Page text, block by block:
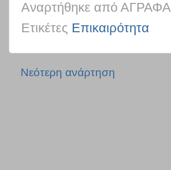
Αναρτήθηκε από ΑΓΡΑΦΑ
Ετικέτες Επικαιρότητα
Νεότερη ανάρτηση